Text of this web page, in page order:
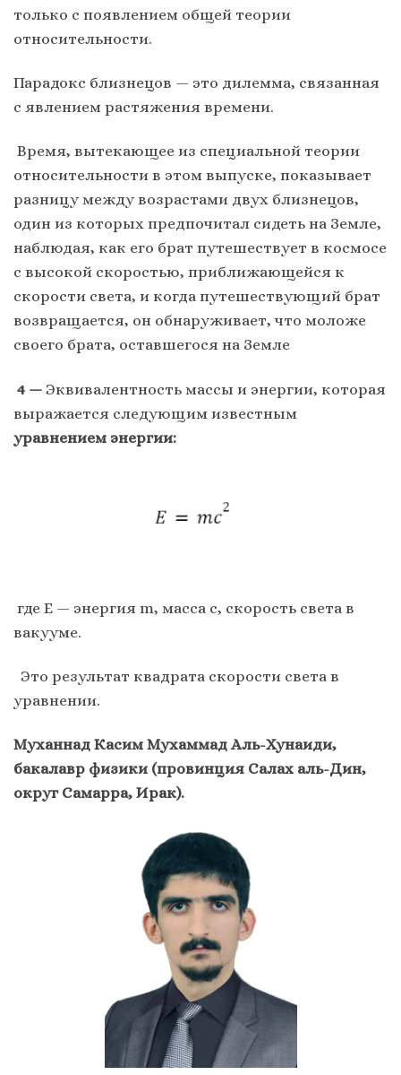
только с появлением общей теории
относительности.
Парадокс близнецов — это дилемма, связанная
с явлением растяжения времени.
Время, вытекающее из специальной теории
относительности в этом выпуске, показывает
разницу между возрастами двух близнецов,
один из которых предпочитал сидеть на Земле,
наблюдая, как его брат путешествует в космосе
с высокой скоростью, приближающейся к
скорости света, и когда путешествующий брат
возвращается, он обнаруживает, что моложе
своего брата, оставшегося на Земле
4 — Эквивалентность массы и энергии, которая
выражается следующим известным
уравнением энергии:
где E — энергия m, масса c, скорость света в
вакууме.
Это результат квадрата скорости света в
уравнении.
Муханнад Касим Мухаммад Аль-Хунаиди,
бакалавр физики (провинция Салах аль-Дин,
округ Самарра, Ирак).